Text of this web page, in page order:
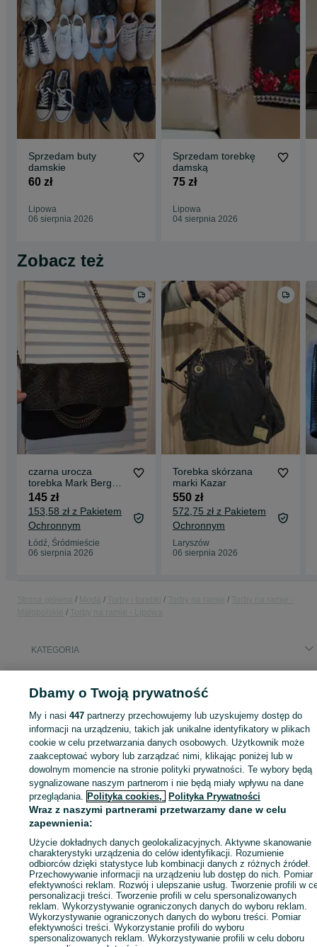
Sprzedam buty
damskie
60 zł
Lipowa
06 sierpnia 2026
Sprzedam torebkę
damską
75 zł
Lipowa
04 sierpnia 2026
Zobacz też
czarna urocza
torebka Mark Berg
100% skóra
145 zł
153,58 zł z Pakietem
Ochronnym
Łódź, Śródmieście
06 sierpnia 2026
Torebka skórzana
marki Kazar
550 zł
572,75 zł z Pakietem
Ochronnym
Laryszów
06 sierpnia 2026
KATEGORIA
ID:856388497
Zaloguj się lub załóż konto na OLX, aby skontaktować się z
sprzedającym
Zaloguj się / Załóż konto
Zadzwoń / SMS Wyślij wiadomość
Dbamy o Twoją prywatność
My i nasi447 partnerzy przechowujemy lub uzyskujemy dostęp do
informacji na urządzeniu, takich jak unikalne identyfikatory w plikach
cookie w celu przetwarzania danych osobowych. Użytkownik może
zaakceptować wybory lub zarządzać nimi, klikając poniżej lub w
dowolnym momencie na stronie polityki prywatności. Te wybory będą
sygnalizowane naszym partnerom i nie będą miały wpływu na dane
przeglądania. Polityka cookies, Polityka Prywatności
Wraz z naszymi partnerami przetwarzamy dane w celu
zapewnienia:
Użycie dokładnych danych geolokalizacyjnych. Aktywne skanowanie
charakterystyki urządzenia do celów identyfikacji. Rozumienie
odbiorców dzięki statystyce lub kombinacji danych z różnych źródeł.
Przechowywanie informacji na urządzeniu lub dostęp do nich. Pomiar
efektywności reklam. Rozwój i ulepszanie usług. Tworzenie profili w
personalizacji treści. Tworzenie profili w celu spersonalizowanych
reklam. Wykorzystywanie ograniczonych danych do wyboru reklam.
Wykorzystywanie ograniczonych danych do wyboru treści. Pomiar
efektywności treści. Wykorzystanie profili do wyboru
spersonalizowanych reklam. Wykorzystywanie profili w celu doboru